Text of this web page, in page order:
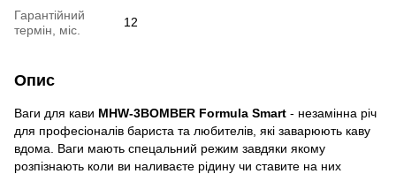
Гарантійний
термін, міс.
12
Опис
Ваги для кави MHW-3BOMBER Formula Smart - незамінна річ
для професіоналів бариста та любителів, які заварюють каву
вдома. Ваги мають спецальний режим завдяки якому
розпізнають коли ви наливаєте рідину чи ставите на них